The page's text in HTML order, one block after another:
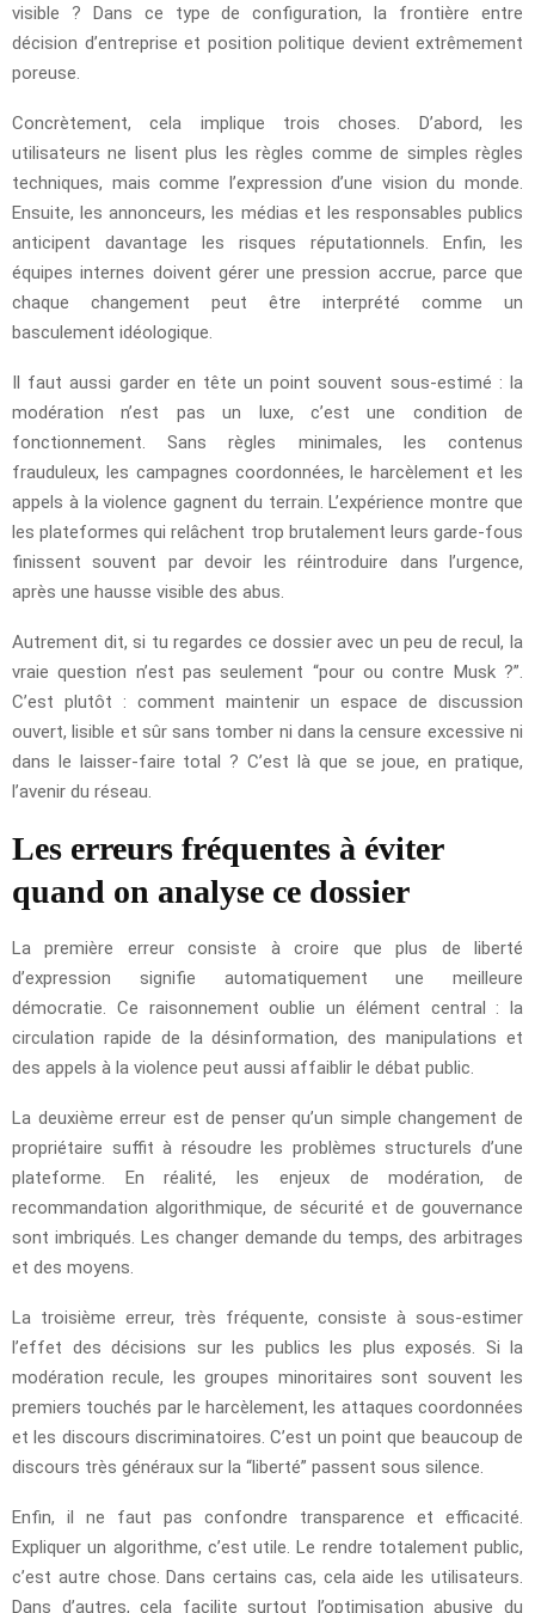
visible ? Dans ce type de configuration, la frontière entre
décision d’entreprise et position politique devient extrêmement
poreuse.
Concrètement, cela implique trois choses. D’abord, les
utilisateurs ne lisent plus les règles comme de simples règles
techniques, mais comme l’expression d’une vision du monde.
Ensuite, les annonceurs, les médias et les responsables publics
anticipent davantage les risques réputationnels. Enfin, les
équipes internes doivent gérer une pression accrue, parce que
chaque changement peut être interprété comme un
basculement idéologique.
Il faut aussi garder en tête un point souvent sous-estimé : la
modération n’est pas un luxe, c’est une condition de
fonctionnement. Sans règles minimales, les contenus
frauduleux, les campagnes coordonnées, le harcèlement et les
appels à la violence gagnent du terrain. L’expérience montre que
les plateformes qui relâchent trop brutalement leurs garde-fous
finissent souvent par devoir les réintroduire dans l’urgence,
après une hausse visible des abus.
Autrement dit, si tu regardes ce dossier avec un peu de recul, la
vraie question n’est pas seulement “pour ou contre Musk ?”.
C’est plutôt : comment maintenir un espace de discussion
ouvert, lisible et sûr sans tomber ni dans la censure excessive ni
dans le laisser-faire total ? C’est là que se joue, en pratique,
l’avenir du réseau.
Les erreurs fréquentes à éviter
quand on analyse ce dossier
La première erreur consiste à croire que plus de liberté
d’expression signifie automatiquement une meilleure
démocratie. Ce raisonnement oublie un élément central : la
circulation rapide de la désinformation, des manipulations et
des appels à la violence peut aussi affaiblir le débat public.
La deuxième erreur est de penser qu’un simple changement de
propriétaire suffit à résoudre les problèmes structurels d’une
plateforme. En réalité, les enjeux de modération, de
recommandation algorithmique, de sécurité et de gouvernance
sont imbriqués. Les changer demande du temps, des arbitrages
et des moyens.
La troisième erreur, très fréquente, consiste à sous-estimer
l’effet des décisions sur les publics les plus exposés. Si la
modération recule, les groupes minoritaires sont souvent les
premiers touchés par le harcèlement, les attaques coordonnées
et les discours discriminatoires. C’est un point que beaucoup de
discours très généraux sur la “liberté” passent sous silence.
Enfin, il ne faut pas confondre transparence et efficacité.
Expliquer un algorithme, c’est utile. Le rendre totalement public,
c’est autre chose. Dans certains cas, cela aide les utilisateurs.
Dans d’autres, cela facilite surtout l’optimisation abusive du